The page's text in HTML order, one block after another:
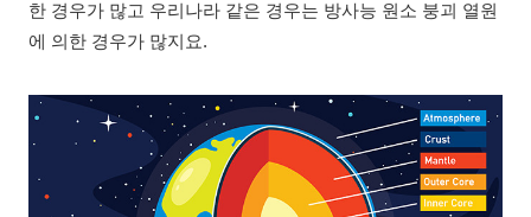
한 경우가 많고 우리나라 같은 경우는 방사능 원소 붕괴 열원
에 의한 경우가 많지요.